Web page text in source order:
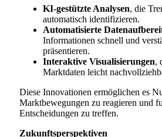
KI-gestützte Analysen, die
automatisch identifizieren.
Automatisierte
Informationen schnell und
präsentieren.
Interaktive Visualisierungen,
Marktdaten leicht
Diese Innovationen ermöglichen es
Marktbewegungen zu reagieren und
Entscheidungen zu treffen.
Zukunftsperspektiven